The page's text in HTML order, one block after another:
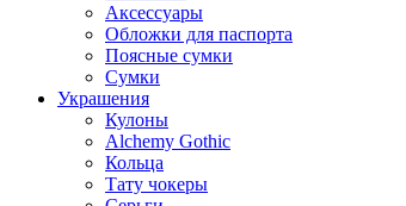
Аксессуары
Обложки для паспорта
Поясные сумки
Сумки
Украшения
Кулоны
Alchemy Gothic
Кольца
Тату чокеры